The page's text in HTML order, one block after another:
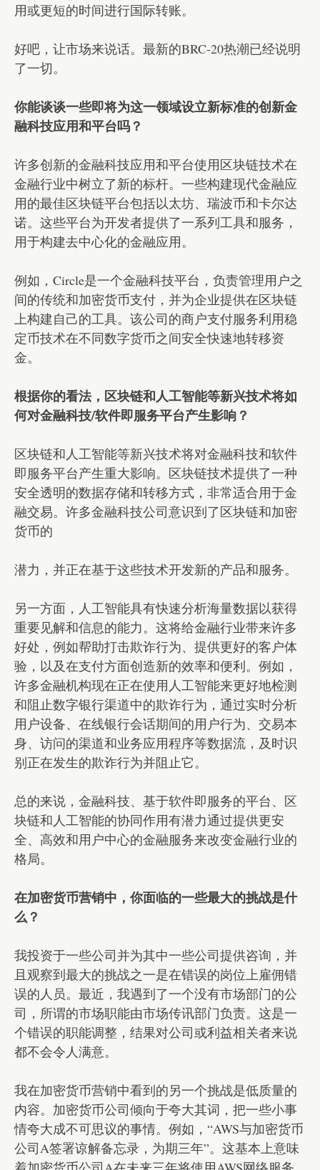
用或更短的时间进行国际转账。
好吧，让市场来说话。最新的BRC-20热潮已经说明
了一切。
你能谈谈一些即将为这一领域设立新标准的创新金
融科技应用和平台吗？
许多创新的金融科技应用和平台使用区块链技术在
金融行业中树立了新的标杆。一些构建现代金融应
用的最佳区块链平台包括以太坊、瑞波币和卡尔达
诺。这些平台为开发者提供了一系列工具和服务，
用于构建去中心化的金融应用。
例如，Circle是一个金融科技平台，负责管理用户之
间的传统和加密货币支付，并为企业提供在区块链
上构建自己的工具。该公司的商户支付服务利用稳
定币技术在不同数字货币之间安全快速地转移资
金。
根据你的看法，区块链和人工智能等新兴技术将如
何对金融科技/软件即服务平台产生影响？
区块链和人工智能等新兴技术将对金融科技和软件
即服务平台产生重大影响。区块链技术提供了一种
安全透明的数据存储和转移方式，非常适合用于金
融交易。许多金融科技公司意识到了区块链和加密
货币的
潜力，并正在基于这些技术开发新的产品和服务。
另一方面，人工智能具有快速分析海量数据以获得
重要见解和信息的能力。这将给金融行业带来许多
好处，例如帮助打击欺诈行为、提供更好的客户体
验，以及在支付方面创造新的效率和便利。例如，
许多金融机构现在正在使用人工智能来更好地检测
和阻止数字银行渠道中的欺诈行为，通过实时分析
用户设备、在线银行会话期间的用户行为、交易本
身、访问的渠道和业务应用程序等数据流，及时识
别正在发生的欺诈行为并阻止它。
总的来说，金融科技、基于软件即服务的平台、区
块链和人工智能的协同作用有潜力通过提供更安
全、高效和用户中心的金融服务来改变金融行业的
格局。
在加密货币营销中，你面临的一些最大的挑战是什
么？
我投资于一些公司并为其中一些公司提供咨询，并
且观察到最大的挑战之一是在错误的岗位上雇佣错
误的人员。最近，我遇到了一个没有市场部门的公
司，所谓的市场职能由市场传讯部门负责。这是一
个错误的职能调整，结果对公司或利益相关者来说
都不会令人满意。
我在加密货币营销中看到的另一个挑战是低质量的
内容。加密货币公司倾向于夸大其词，把一些小事
情夸大成不可思议的事情。例如，“AWS与加密货币
公司A签署谅解备忘录，为期三年”。这基本上意味